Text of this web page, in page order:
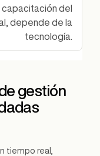
del
depende de la
tecnología.
gestión
tiempo real,